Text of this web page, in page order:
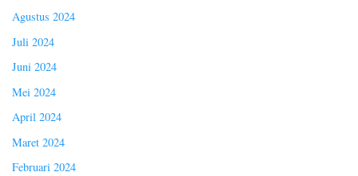
Agustus 2024
Juli 2024
Juni 2024
Mei 2024
April 2024
Maret 2024
Februari 2024